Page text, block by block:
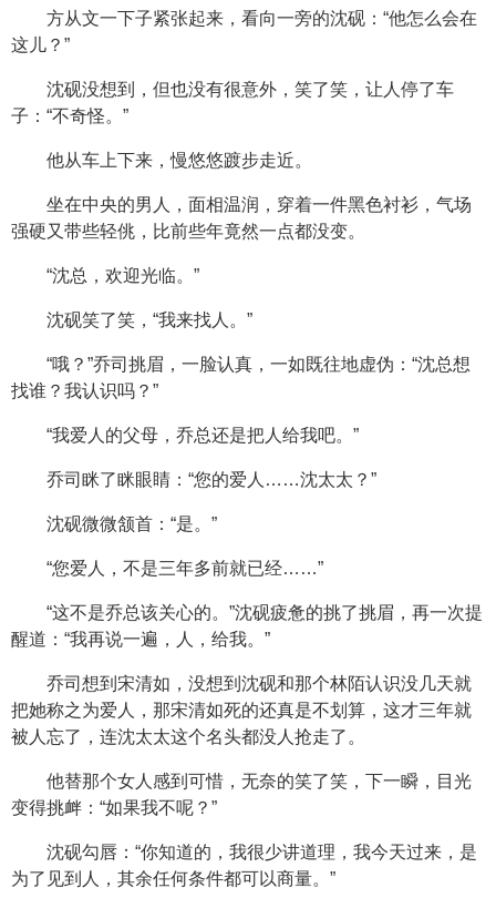
方从文一下子紧张起来，看向一旁的沈砚：“他怎么会在
这儿？”
沈砚没想到，但也没有很意外，笑了笑，让人停了车
子：“不奇怪。”
他从车上下来，慢悠悠踱步走近。
坐在中央的男人，面相温润，穿着一件黑色衬衫，气场
强硬又带些轻佻，比前些年竟然一点都没变。
“沈总，欢迎光临。”
沈砚笑了笑，“我来找人。”
“哦？”乔司挑眉，一脸认真，一如既往地虚伪：“沈总想
找谁？我认识吗？”
“我爱人的父母，乔总还是把人给我吧。”
乔司眯了眯眼睛：“您的爱人……沈太太？”
沈砚微微颔首：“是。”
“您爱人，不是三年多前就已经……”
“这不是乔总该关心的。”沈砚疲惫的挑了挑眉，再一次提
醒道：“我再说一遍，人，给我。”
乔司想到宋清如，没想到沈砚和那个林陌认识没几天就
把她称之为爱人，那宋清如死的还真是不划算，这才三年就
被人忘了，连沈太太这个名头都没人抢走了。
他替那个女人感到可惜，无奈的笑了笑，下一瞬，目光
变得挑衅：“如果我不呢？”
沈砚勾唇：“你知道的，我很少讲道理，我今天过来，是
为了见到人，其余任何条件都可以商量。”